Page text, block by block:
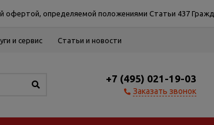
определяемой положениями Статьи 437
и сервис Статьи и новости
+7 (495) 021-19-03
Заказать звонок